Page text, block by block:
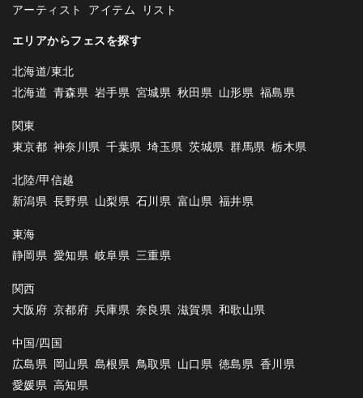
アーティスト アイテム リスト
エリアからフェスを探す
北海道/東北
北海道 青森県 岩手県 宮城県 秋田県 山形県 福島県
関東
東京都 神奈川県 千葉県 埼玉県 茨城県 群馬県 栃木県
北陸/甲信越
新潟県 長野県 山梨県 石川県 富山県 福井県
東海
静岡県 愛知県 岐阜県 三重県
関西
大阪府 京都府 兵庫県 奈良県 滋賀県 和歌山県
中国/四国
広島県 岡山県 島根県 鳥取県 山口県 徳島県 香川県
愛媛県 高知県